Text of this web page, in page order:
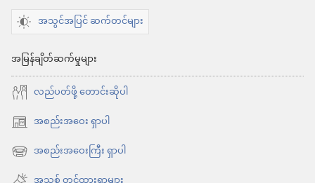
သင့်
အသွင်အပြင် ဆက်တင်များ
အမြန်ချိတ်ဆက်မှုများ
လည်ပတ်ဖို့ တောင်းဆိုပါ
အစည်းအဝေး ရှာပါ
(window
အသစ်အစည်းအဝေးကြီး ရှာပါ
(window
အသစ်